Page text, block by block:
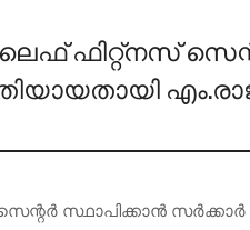
ഫിറ്റ്നസ്
സ്ഥാപിക്കാൻ